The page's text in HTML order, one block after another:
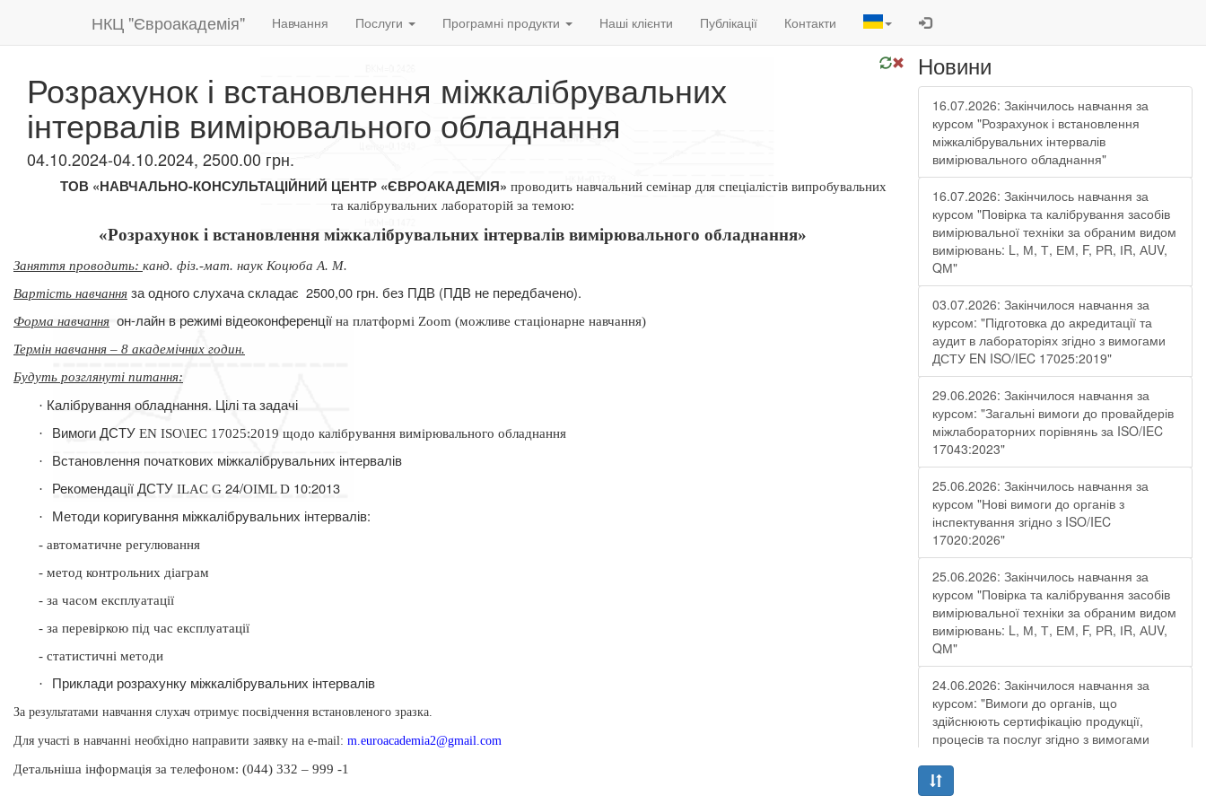
НКЦ "Євроакадемія" Навчання Послуги Програмні продукти Наші клієнти Публікації Контакти
Розрахунок і встановлення міжкалібрувальних
інтервалів вимірювального обладнання
04.10.2024-04.10.2024, 2500.00 грн.
ТОВ «НАВЧАЛЬНО-КОНСУЛЬТАЦІЙНИЙ ЦЕНТР «ЄВРОАКАДЕМІЯ» проводить навчальний семінар для спеціалістів випробувальних
та калібрувальних лабораторій за темою:
«Розрахунок і встановлення міжкалібрувальних інтервалів вимірювального обладнання»
Заняття проводить: канд. фіз.-мат. наук Коцюба А. М.
Вартість навчання за одного слухача складає 2500,00 грн. без ПДВ (ПДВ не передбачено).
Форма навчання он-лайн в режимі відеоконференції на платформі Zoom (можливе стаціонарне навчання)
Термін навчання – 8 академічних годин.
Будуть розглянуті питання:
· Калібрування обладнання. Цілі та задачі
· Вимоги ДСТУEN ISO\IEC 17025:2019 щодо калібрування вимірювального обладнання
·
Встановлення початкових міжкалібрувальних інтервалів
· Рекомендації ДСТУILAC G 24/OIML D 10:2013
· Методи коригування міжкалібрувальних інтервалів:
- автоматичне регулювання
- метод контрольних діаграм
- за часом експлуатації
- за перевіркою під час експлуатації
- статистичні методи
·
Приклади розрахунку міжкалібрувальних інтервалів
За результатами навчання слухач отримує посвідчення встановленого зразка.
Для участі в навчанні необхідно направити заявку на e-mail: m.euroacademia2@gmail.com
Детальніша інформація за телефоном: (044) 332 – 999 -1
Новини
16.07.2026: Закінчилось навчання за
курсом "Розрахунок і встановлення
міжкалібрувальних інтервалів
вимірювального обладнання"
16.07.2026: Закінчилось навчання за
курсом "Повірка та калібрування засобів
вимірювальної техніки за обраним видом
вимірювань: L, М, Т, ЕМ, F, РR, ІR, АUV,
QМ"
03.07.2026: Закінчилося навчання за
курсом: "Підготовка до акредитації та
аудит в лабораторіях згідно з вимогами
ДСТУ EN ISO/IEC 17025:2019"
29.06.2026: Закінчилося навчання за
курсом: "Загальні вимоги до провайдерів
міжлабораторних порівнянь за ISO/IEC
17043:2023"
25.06.2026: Закінчилось навчання за
курсом "Нові вимоги до органів з
інспектування згідно з ISO/IEC
17020:2026"
25.06.2026: Закінчилось навчання за
курсом "Повірка та калібрування засобів
вимірювальної техніки за обраним видом
вимірювань: L, М, Т, ЕМ, F, РR, ІR, АUV,
QМ"
24.06.2026: Закінчилося навчання за
курсом: "Вимоги до органів, що
здійснюють сертифікацію продукції,
процесів та послуг згідно з вимогами
19.06.2026: Закінчилося навчання за